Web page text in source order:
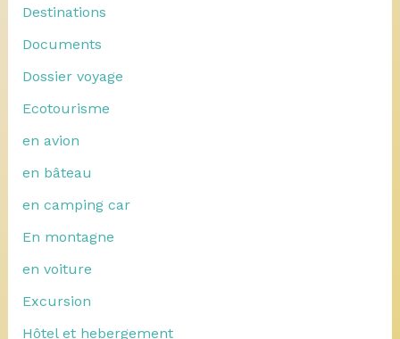
Destinations
Documents
Dossier voyage
Ecotourisme
en avion
en bâteau
en camping car
En montagne
en voiture
Excursion
Hôtel et hebergement